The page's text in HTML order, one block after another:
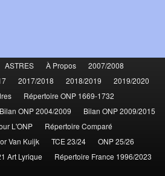
ASTRES À Propos
2007/2008
2017/2018 2018/2019
2019/2020
Répertoire ONP 1669-1732
Bilan ONP 2004/2009
Bilan ONP 2009/2015
L'ONP
Répertoire Comparé
Van Kuijk TCE 23/24
ONP 25/26
Art Lyrique
Répertoire France 1996/2023